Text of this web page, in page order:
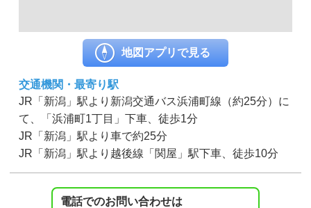
地図アプリで見る
交通機関・最寄り駅
JR「新潟」駅より新潟交通バス浜浦町線（約25分）に
て、「浜浦町1丁目」下車、徒歩1分
JR「新潟」駅より車で約25分
JR「新潟」駅より越後線「関屋」駅下車、徒歩10分
電話でのお問い合わせは